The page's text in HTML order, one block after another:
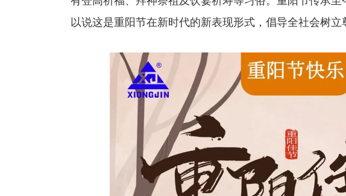
以说这是重阳节在新时代的新表现形式，倡导全社会树立